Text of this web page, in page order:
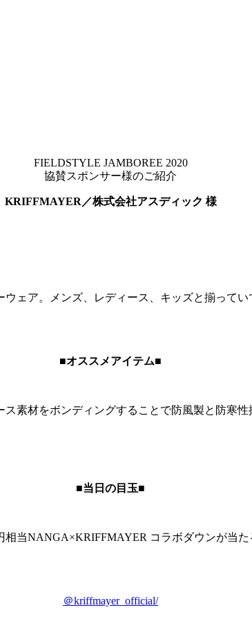
FIELDSTYLE JAMBOREE 2020
協賛スポンサー様のご紹介
KRIFFMAYER／株式会社アスディック 様
ェア。メンズ、レディース、キッズと揃って
■オススメアイテム■
素材をボンディングすることで防風製と防寒
■当日の目玉■
当NANGA×KRIFFMAYER コラボダウンが当
＠kriffmayer_official/